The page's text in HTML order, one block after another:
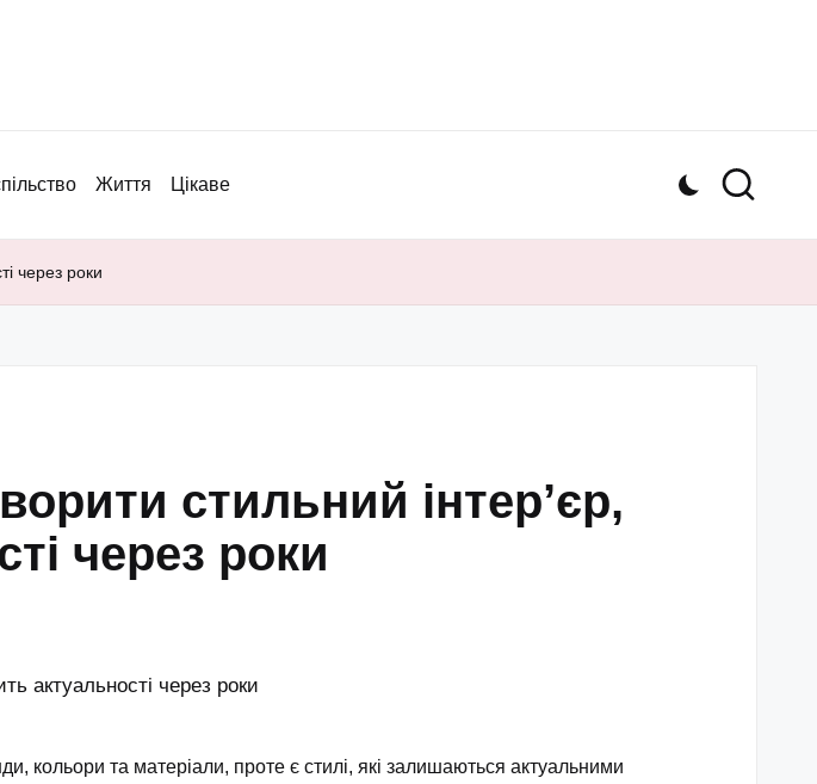
Життя Цікаве
через роки
стильний інтер’єр,
через роки
кольори та матеріали, проте є стилі, які залишаються актуальними